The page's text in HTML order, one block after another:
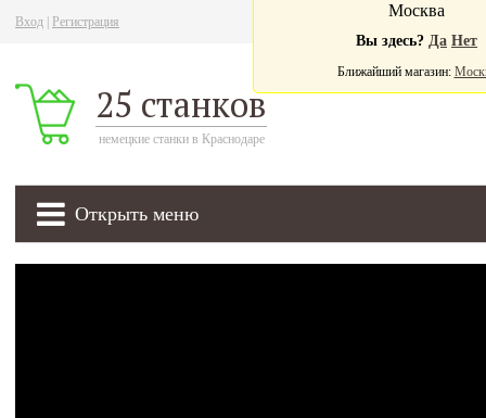
Вход Регистрация
25 станков
немецкие станки в Краснодаре
Открыть меню
Москва
Вы здесь? Да Нет
Ближайший магазин: